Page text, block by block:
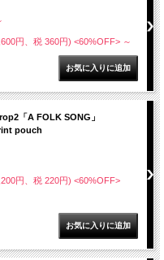
円、税 360円) <60%OFF> ～
「A FOLK SONG」
pouch
円、税 220円) <60%OFF>